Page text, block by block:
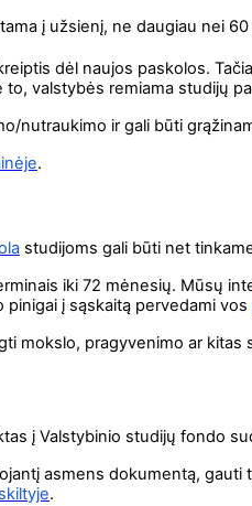
į užsienį, ne daugiau nei
dėl naujos paskolos.
valstybės remiama studijų
nutraukimo ir gali būti
.
studijoms gali būti net
iki 72 mėnesių. Mūsų
į sąskaitą pervedami vos
mokslo, pragyvenimo ar kitas
į Valstybinio studijų fondo
asmens dokumentą, gauti
.